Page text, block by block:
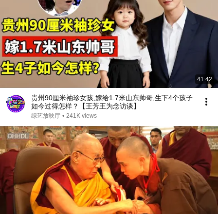
41:42
贵州90厘米袖珍女孩,嫁给1.7米山东帅哥,生下4个孩子
如今过得怎样？【王芳王为念访谈】
综艺放映厅 • 241K views